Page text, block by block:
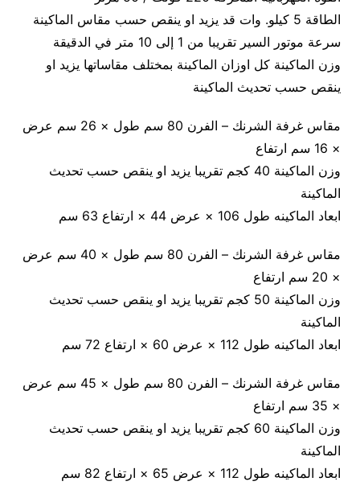
الطاقة 5 كيلو. وات قد يزيد او ينقص حسب مقاس الماكينة
سرعة موتور السير تقريبا من 1 إلى 10 متر في الدقيقة
وزن الماكينة كل اوزان الماكينة بمختلف مقاساتها يزيد او
ينقص حسب تحديث الماكينة
مقاس غرفة الشرنك – الفرن 80 سم طول × 26 سم عرض
× 16 سم ارتفاع
وزن الماكينة 40 كجم تقريبا يزيد او ينقص حسب تحديث
الماكينة
ابعاد الماكينه طول 106 × عرض 44 × ارتفاع 63 سم
مقاس غرفة الشرنك – الفرن 80 سم طول × 40 سم عرض
× 20 سم ارتفاع
وزن الماكينة 50 كجم تقريبا يزيد او ينقص حسب تحديث
الماكينة
ابعاد الماكينه طول 112 × عرض 60 × ارتفاع 72 سم
مقاس غرفة الشرنك – الفرن 80 سم طول × 45 سم عرض
× 35 سم ارتفاع
وزن الماكينة 60 كجم تقريبا يزيد او ينقص حسب تحديث
الماكينة
ابعاد الماكينه طول 112 × عرض 65 × ارتفاع 82 سم